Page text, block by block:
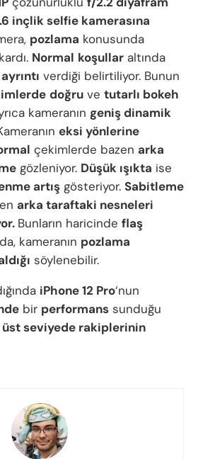
inçlik selfie kamerasına
pozlama konusunda
Normal koşullar altında
verdiği belirtiliyor. Bunun
doğru ve tutarlı bokeh
kameranın geniş dinamik
eksi yönlerine
çekimlerde bazen arka
gözleniyor. Düşük ışıkta ise
artış gösteriyor. Sabitleme
arka taraftaki nesneleri
Bunların haricinde flaş
kameranın pozlama
söylenebilir.
iPhone 12 Pro‘nun
bir performans sunduğu
üst seviyede rakiplerinin